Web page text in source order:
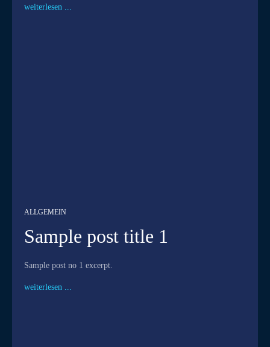
weiterlesen ...
ALLGEMEIN
Sample post title 1
Sample post no 1 excerpt.
weiterlesen ...